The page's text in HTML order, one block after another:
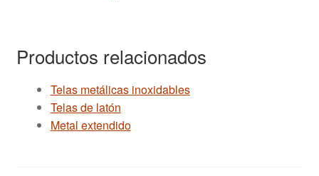
Productos relacionados
Telas metálicas inoxidables
Telas de latón
Metal extendido